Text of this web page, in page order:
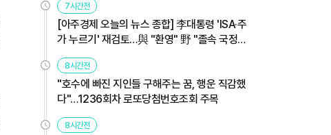
7시간전
[아주경제 오늘의 뉴스 종합] 李대통령 'ISA·주
가 누르기' 재검토…與 "환영" 野 "졸속 국정"
外
8시간전
"호수에 빠진 지인들 구해주는 꿈, 행운 직감했
다"…1236회차 로또당첨번호조회 주목
8시간전